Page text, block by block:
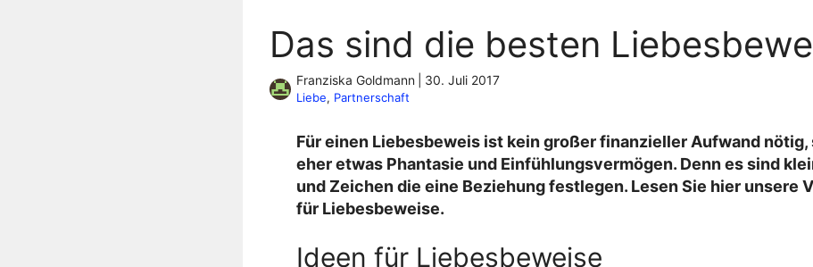
Das sind die besten
Franziska Goldmann 30. Juli 2017
Liebe, Partnerschaft
Für einen Liebesbeweis ist kein großer finanzieller Aufwand nötig,
eher etwas Phantasie und Einfühlungsvermögen. Denn es sind
und Zeichen die eine Beziehung festlegen. Lesen Sie hier unsere
für Liebesbeweise.
Ideen für Liebesbeweise